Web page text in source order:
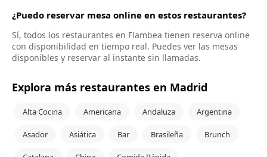
¿Puedo reservar mesa online en estos restaurantes?
Sí, todos los restaurantes en Flambea tienen reserva online
con disponibilidad en tiempo real. Puedes ver las mesas
disponibles y reservar al instante sin llamadas.
Explora más restaurantes en Madrid
Alta Cocina Americana Andaluza Argentina
Asador Asiática Bar Brasileña Brunch